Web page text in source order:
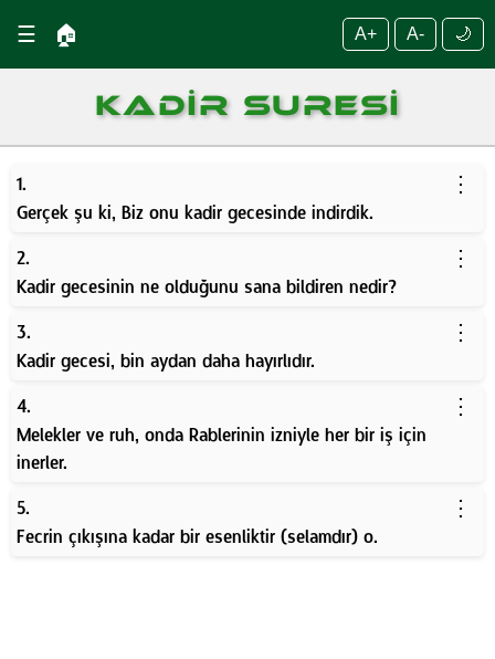
☰ 🏠 A+ A- 🌙
KADIR SURESI
1. ⋮
Gerçek şu ki, Biz onu kadir gecesinde indirdik.
2. ⋮
Kadir gecesinin ne olduğunu sana bildiren nedir?
3. ⋮
Kadir gecesi, bin aydan daha hayırlıdır.
4. ⋮
Melekler ve ruh, onda Rablerinin izniyle her bir iş için
inerler.
5. ⋮
Fecrin çıkışına kadar bir esenliktir (selamdır) o.